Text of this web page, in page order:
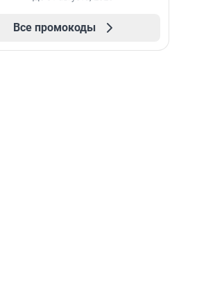
Все промокоды